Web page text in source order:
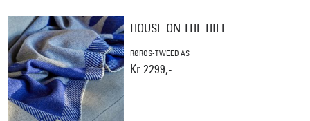
HOUSE ON THE HILL
RØROS-TWEED AS
Kr 2299,-